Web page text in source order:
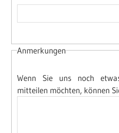
Anmerkungen
Wenn Sie uns noch
mitteilen möchten, können